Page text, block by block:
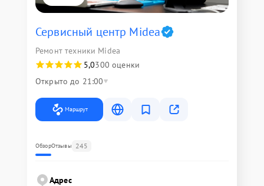
Сервисный центр Midea
Ремонт техники Midea
5,0300 оценки
Открыто до 21:00
Маршрут
ОбзорОтзывы 245
Адрес